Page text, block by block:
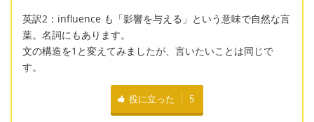
英訳2：influence も「影響を与える」という意味で自然な言
葉。名詞にもあります。
文の構造を1と変えてみましたが、言いたいことは同じで
す。
役に立った 5